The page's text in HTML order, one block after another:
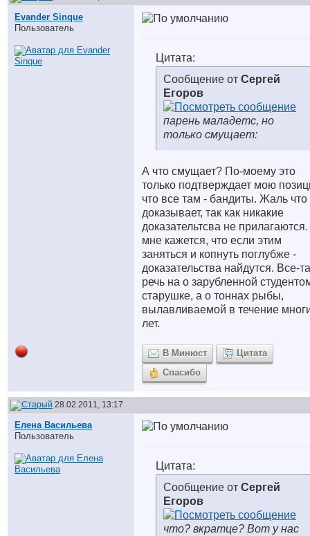
Evander Sinque
Пользователь
Цитата:
Сообщение от Сергей
Егоров
парень маладетс, но
только смущает:
А что смущает? По-моему это
только подтверждает мою
что все там - бандиты. Жаль что
доказывает, так как никакие
доказательтсва не
мне кажется, что если этим
заняться и копнуть поглубже -
доказательства найдутся. Все-
речь на о зарубленной
старушке, а о тоннах рыбы,
вылавливаемой в течение
лет.
В Минюст
Цитата
Спасибо
28.02.2011, 13:17
Елена Васильева
Пользователь
Цитата:
Сообщение от Сергей
Егоров
что? вкратце? Вот у нас